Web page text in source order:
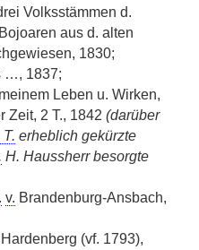
Volksstämmen d.
aus d. alten
1830;
…, 1837;
Leben u. Wirken,
Zeit, 2 T., 1842 (darüber
T. erheblich gekürzte
H. Haussherr besorgte
v. Brandenburg-Ansbach,
Hardenberg (vf. 1793),